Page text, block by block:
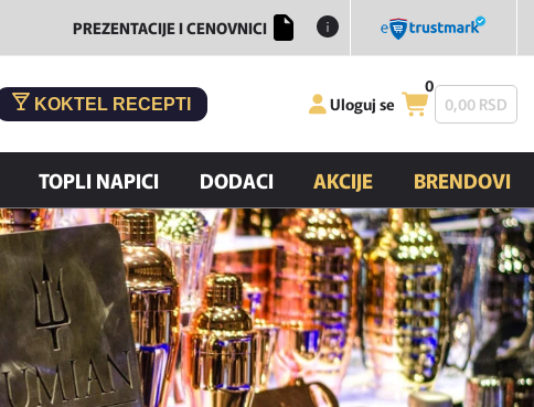
PREZENTACIJE I CENOVNICI
KOKTEL RECEPTI Uloguj se
0
0,00 RSD
TOPLI NAPICI DODACI AKCIJE BRENDOVI